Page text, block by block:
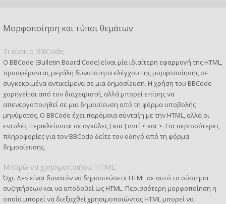
Μορφοποίηση και τύποι θεμάτων
Τι είναι ο BBCode;
Ο BBCode (Bulletin Board Code) είναι μία ιδιαίτερη εφαρμογή της HTML,
προσφέροντας μεγάλη δυνατότητα ελέγχου της μορφοποίησης σε
συγκεκριμένα αντικείμενα σε μια δημοσίευση. Η χρήση του BBCode
χορηγείται από τον διαχειριστή, αλλά μπορεί επίσης να
απενεργοποιηθεί σε μια δημοσίευση από τη φόρμα υποβολής
μηνύματος. Ο BBCode έχει παρόμοια σύνταξη με την HTML, αλλά οι
εντολές περικλείονται σε αγκύλες [ και ] αντί < και >. Για περισσότερες
πληροφορίες για τον BBCode δείτε τον οδηγό από τη φόρμα
δημοσίευσης.
Μπορώ να χρησιμοποιήσω HTML;
Όχι. Δεν είναι δυνατόν να δημοσιεύσετε HTML σε αυτό το σύστημα
συζητήσεων και να αποδοθεί ως HTML. Περισσότερη μορφοποίηση η
οποία μπορεί να διεξαχθεί χρησιμοποιώντας HTML μπορεί να